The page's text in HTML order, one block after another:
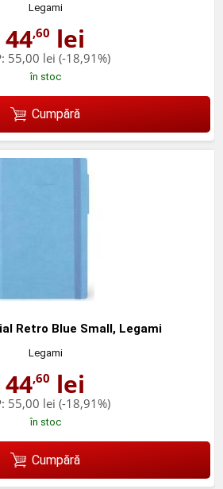
Legami
44,60 lei
55,00 lei (-18,91%)
în stoc
Cumpără
Retro Blue Small, Legami
Legami
44,60 lei
55,00 lei (-18,91%)
în stoc
Cumpără